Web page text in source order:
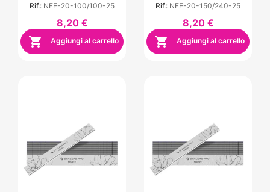
Rif.: NFE-20-100/100-25
8,20 €
 Aggiungi al carrello
Rif.: NFE-20-150/240-25
8,20 €
 Aggiungi al carrello